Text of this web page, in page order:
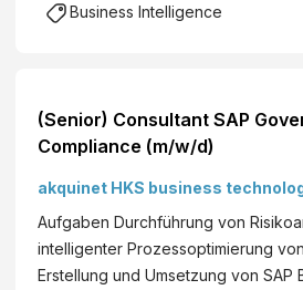
Business Intelligence
(Senior) Consultant SAP
Compliance (m/w/d)
akquinet HKS business
Aufgaben Durchführung von
intelligenter Prozessoptimierung
Erstellung und Umsetzung von SAP